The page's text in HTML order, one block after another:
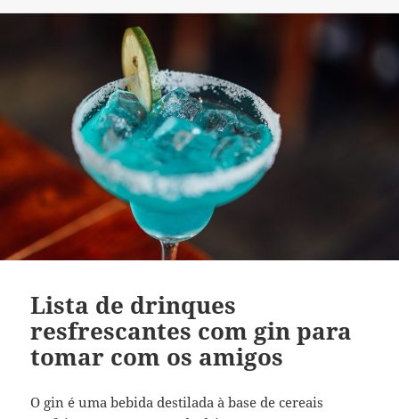
Lista de drinques
resfrescantes com gin para
tomar com os amigos
O gin é uma bebida destilada à base de cereais